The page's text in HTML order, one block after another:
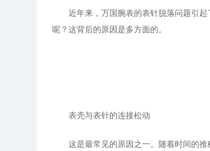
近年来，万国腕表的表针脱落问题引起
呢？这背后的原因是多方面的。
表壳与表针的连接松动
这是最常见的原因之一。随着时间的推